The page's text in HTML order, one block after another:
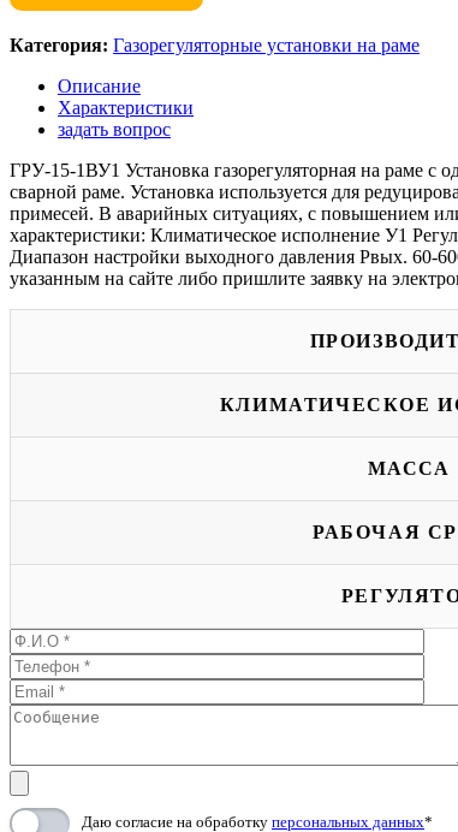
Категория: Газорегуляторные установки на раме
Описание
Характеристики
задать вопрос
ГРУ-15-1ВУ1 Установка газорегуляторная на раме с
сварной раме. Установка используется для
примесей. В аварийных ситуациях, с повышением
характеристики: Климатическое исполнение У1
Диапазон настройки выходного давления Рвых. 60-
указанным на сайте либо пришлите заявку на
КЛИМАТИЧЕСКОЕ
МАССА
РАБОЧАЯ
Даю согласие на обработку персональных данных*